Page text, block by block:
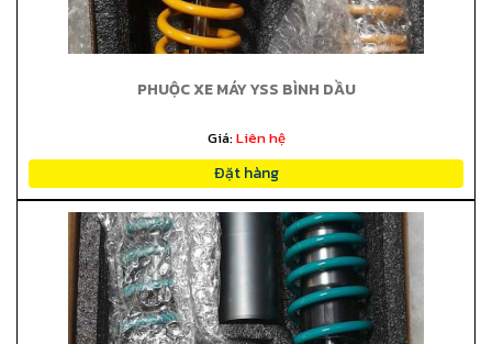
PHUỘC XE MÁY YSS BÌNH DẦU
Giá:Liên hệ
Đặt hàng